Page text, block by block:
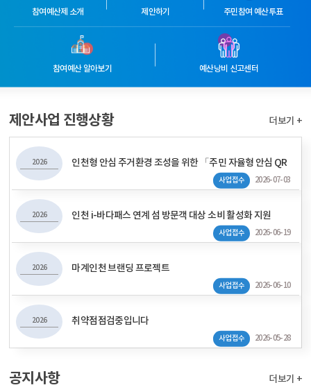
참여예산제 소개 제안하기 주민참여 예산투표
참여예산 알아보기 예산낭비 신고센터
제안사업 진행상황 더보기 +
2026 인천형 안심 주거환경 조성을 위한 「주민 자율형 안심 QR
사업접수 2026-07-03
2026 인천 i-바다패스 연계 섬 방문객 대상 소비 활성화 지원
사업접수 2026-06-19
2026 마계인천 브랜딩 프로젝트
사업접수 2026-06-10
2026 취약점점검중입니다
사업접수 2026-05-28
공지사항 더보기 +